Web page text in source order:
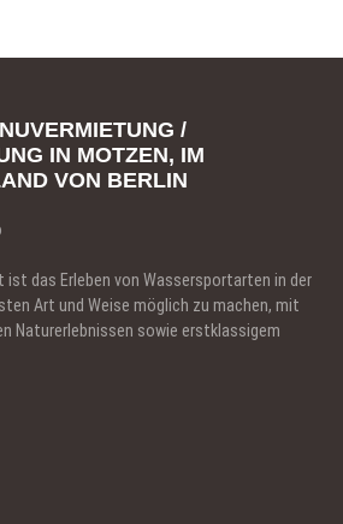
/
IN MOTZEN, IM
VON BERLIN
ist das Erleben von Wassersportarten in der
Art und Weise möglich zu machen, mit
Naturerlebnissen sowie erstklassigem